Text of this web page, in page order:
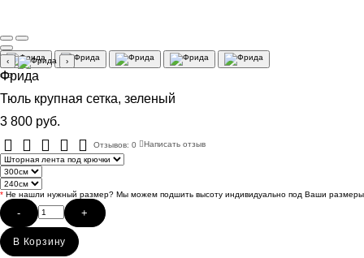
‹ ›
Фрида
Тюль крупная сетка, зеленый
3 800 руб.
Отзывов: 0 Написать отзыв
* Не нашли нужный размер? Мы можем подшить высоту индивидуально под Ваши размеры
- +
В Корзину